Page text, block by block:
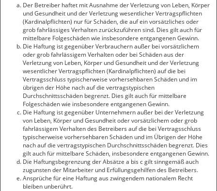
Der Betreiber haftet mit Ausnahme der Verletzung von Leben, Körper
und Gesundheit und der Verletzung wesentlicher Vertragspflichten
(Kardinalpflichten) nur für Schäden, die auf ein vorsätzliches oder
grob fahrlässiges Verhalten zurückzuführen sind. Dies gilt auch für
mittelbare Folgeschäden wie insbesondere entgangenen Gewinn.
Die Haftung ist gegenüber Verbrauchern außer bei vorsätzlichem
oder grob fahrlässigem Verhalten oder bei Schäden aus der
Verletzung von Leben, Körper und Gesundheit und der Verletzung
wesentlicher Vertragspflichten (Kardinalpflichten) auf die bei
Vertragsschluss typischerweise vorhersehbaren Schäden und im
übrigen der Höhe nach auf die vertragstypischen
Durchschnittsschäden begrenzt. Dies gilt auch für mittelbare
Folgeschäden wie insbesondere entgangenen Gewinn.
Die Haftung ist gegenüber Unternehmern außer bei der Verletzung
von Leben, Körper und Gesundheit oder vorsätzlichem oder grob
fahrlässigem Verhalten des Betreibers auf die bei Vertragsschluss
typischerweise vorhersehbaren Schäden und im Übrigen der Höhe
nach auf die vertragstypischen Durchschnittsschäden begrenzt. Dies
gilt auch für mittelbare Schäden, insbesondere entgangenen Gewinn.
Die Haftungsbegrenzung der Absätze a bis c gilt sinngemäß auch
zugunsten der Mitarbeiter und Erfüllungsgehilfen des Betreibers.
Ansprüche für eine Haftung aus zwingendem nationalem Recht
bleiben unberührt.